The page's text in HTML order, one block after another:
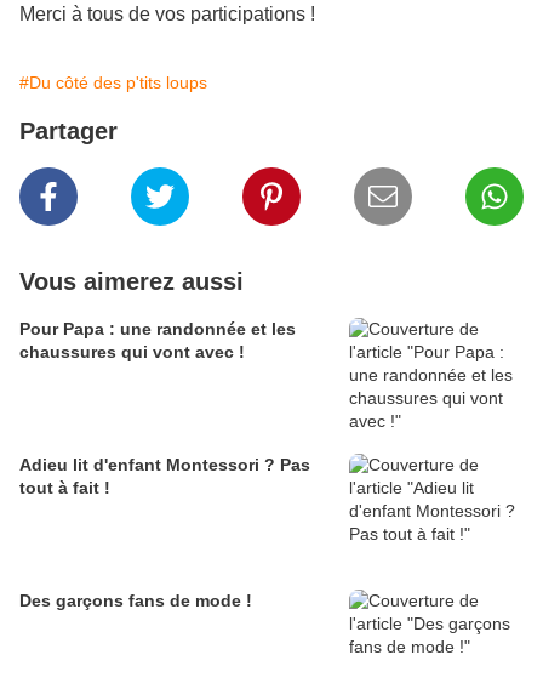
Merci à tous de vos participations !
#Du côté des p'tits loups
Partager
Vous aimerez aussi
Pour Papa : une randonnée et les
chaussures qui vont avec !
Adieu lit d'enfant Montessori ? Pas
tout à fait !
Des garçons fans de mode !